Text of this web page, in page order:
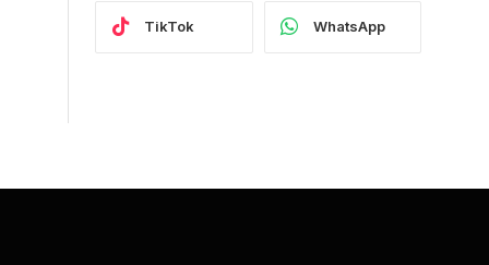
TikTok WhatsApp